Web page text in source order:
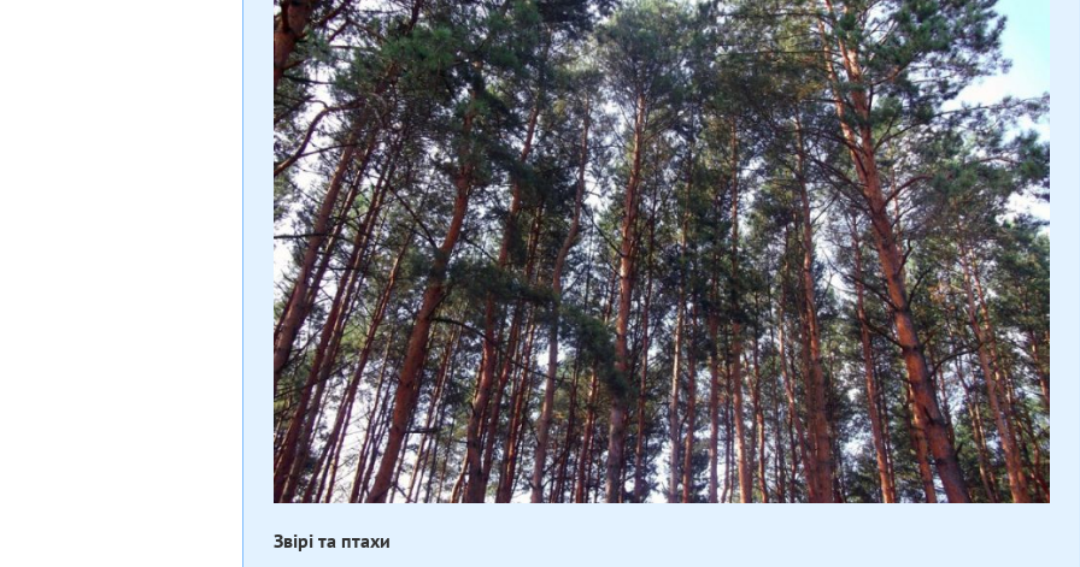
Звірі та птахи